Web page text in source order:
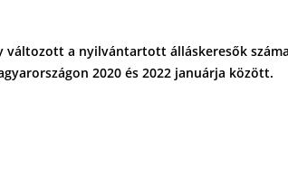
változott a nyilvántartott álláskeresők
2020 és 2022 januárja között.